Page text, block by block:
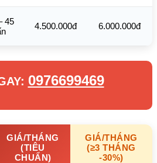
45
4.500.000đ 6.000.000đ
0976699469
GIÁ/THÁNG
(TIÊU
CHUẨN)
GIÁ/THÁNG
(≥3 THÁNG
-30%)